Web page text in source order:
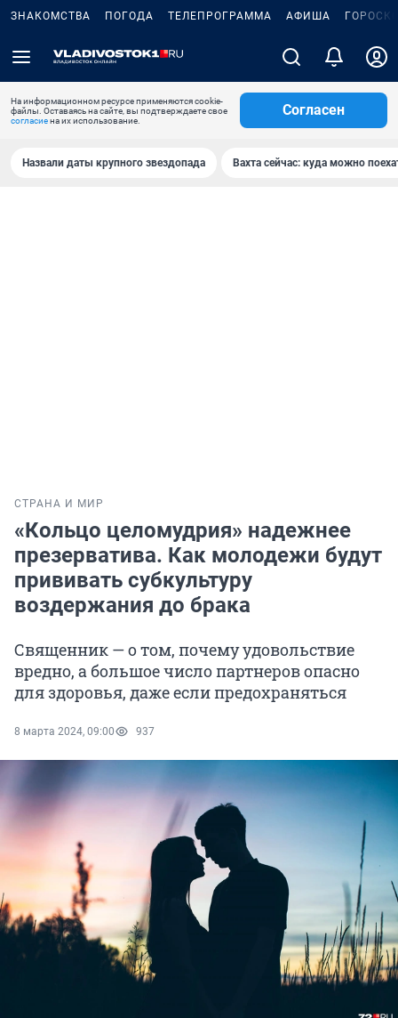
ЗНАКОМСТВА ПОГОДА ТЕЛЕПРОГРАММА АФИША
На информационном ресурсе применяются cookie-
файлы. Оставаясь на сайте, вы подтверждаете свое
согласиена их использование.
Согласен
Назвали даты крупного звездопада Вахта сейчас: куда можно
СТРАНА И МИР
«Кольцо целомудрия» надежнее
презерватива. Как молодежи будут
прививать субкультуру
воздержания до брака
Священник — о том, почему удовольствие
вредно, а большое число партнеров опасно
для здоровья, даже если предохраняться
8 марта 2024, 09:00 937